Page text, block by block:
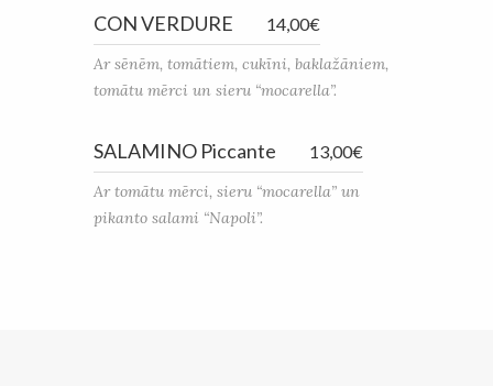
CON VERDURE 14,00€
Ar sēnēm, tomātiem, cukīni, baklažāniem,
tomātu mērci un sieru “mocarella”.
SALAMINO Piccante 13,00€
Ar tomātu mērci, sieru “mocarella” un
pikanto salami “Napoli”.